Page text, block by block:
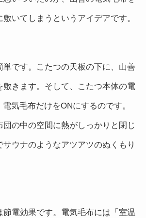
いてしまうというアイデアです。
単です。こたつの天板の下に、山善
敷きます。そして、こたつ本体の電
気毛布だけをONにするのです。
団の中の空間に熱がしっかりと閉じ
ウナのようなアツアツのぬくもり
節電効果です。電気毛布には「室温